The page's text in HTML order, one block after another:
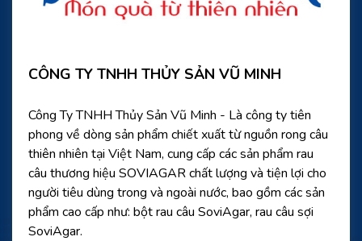
CÔNG TY TNHH THỦY SẢN VŨ MINH
Công Ty TNHH Thủy Sản Vũ Minh - Là công ty tiên
phong về dòng sản phẩm chiết xuất từ nguồn rong câu
thiên nhiên tại Việt Nam, cung cấp các sản phẩm rau
câu thương hiệu SOVIAGAR chất lượng và tiện lợi cho
người tiêu dùng trong và ngoài nước, bao gồm các sản
phẩm cao cấp như: bột rau câu SoviAgar, rau câu sợi
SoviAgar.